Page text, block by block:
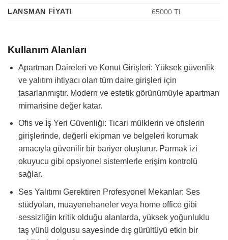
LANSMAN FIYATI 65000 TL
Kullanım Alanları
Apartman Daireleri ve Konut Girişleri: Yüksek güvenlik
ve yalıtım ihtiyacı olan tüm daire girişleri için
tasarlanmıştır. Modern ve estetik görünümüyle apartman
mimarisine değer katar.
Ofis ve İş Yeri Güvenliği: Ticari mülklerin ve ofislerin
girişlerinde, değerli ekipman ve belgeleri korumak
amacıyla güvenilir bir bariyer oluşturur. Parmak izi
okuyucu gibi opsiyonel sistemlerle erişim kontrolü
sağlar.
Ses Yalıtımı Gerektiren Profesyonel Mekanlar: Ses
stüdyoları, muayenehaneler veya home office gibi
sessizliğin kritik olduğu alanlarda, yüksek yoğunluklu
taş yünü dolgusu sayesinde dış gürültüyü etkin bir